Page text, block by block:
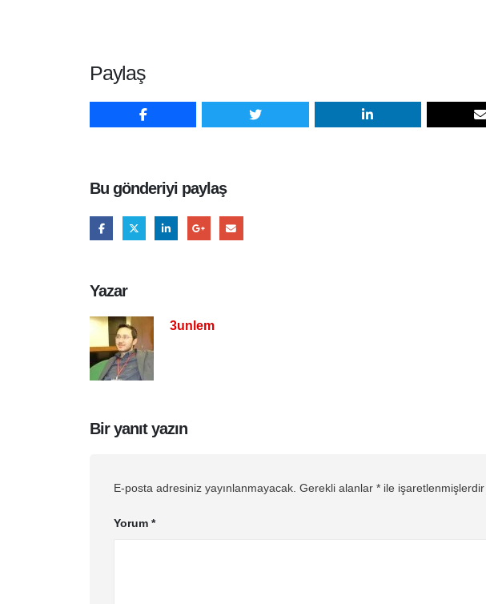
Paylaş
Bu gönderiyi paylaş
Yazar
3unlem
Bir yanıt yazın
E-posta adresiniz yayınlanmayacak. Gerekli alanlar * ile işaretlenmişlerdir
Yorum *